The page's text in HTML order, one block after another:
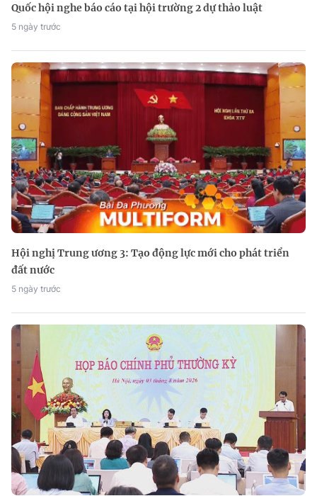
Quốc hội nghe báo cáo tại hội trường 2 dự thảo luật
5 ngày trước
Hội nghị Trung ương 3: Tạo động lực mới cho phát triển
đất nước
5 ngày trước